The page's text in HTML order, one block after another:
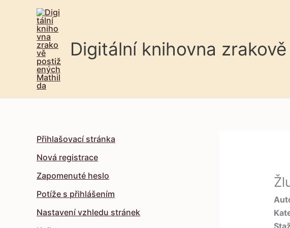
Digitální knihovna
Přihlašovací stránka
Nová registrace
Zapomenuté heslo
Potíže s přihlášením
Nastavení vzhledu stránek